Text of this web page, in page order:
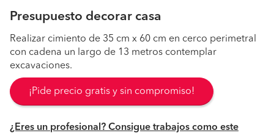
Presupuesto decorar casa
Realizar cimiento de 35 cm x 60 cm en cerco perimetral
con cadena un largo de 13 metros contemplar
excavaciones.
¡Pide precio gratis y sin compromiso!
¿Eres un profesional? Consigue trabajos como este